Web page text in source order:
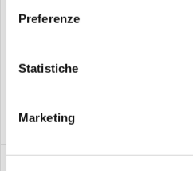
Preferenze
Statistiche
Marketing
grossi in gomma.